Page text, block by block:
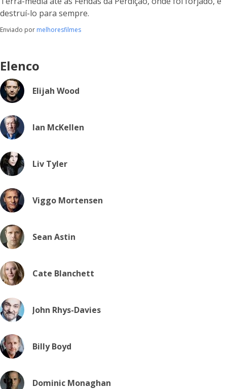
destruí-lo para sempre.
Enviado por melhoresfilmes
Elenco
Elijah Wood
Ian McKellen
Liv Tyler
Viggo Mortensen
Sean Astin
Cate Blanchett
John Rhys-Davies
Billy Boyd
Dominic Monaghan